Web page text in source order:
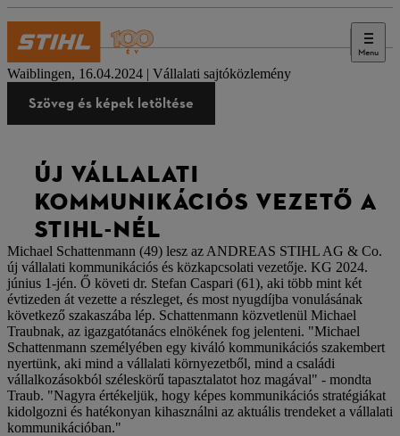
Menu
Sajtó
Waiblingen, 16.04.2024 | Vállalati sajtóközlemény
Szöveg és képek letöltése
ÚJ VÁLLALATI
KOMMUNIKÁCIÓS VEZETŐ A
STIHL-NÉL
Michael Schattenmann (49) lesz az ANDREAS STIHL AG & Co.
új vállalati kommunikációs és közkapcsolati vezetője. KG 2024.
június 1-jén. Ő követi dr. Stefan Caspari (61), aki több mint két
évtizeden át vezette a részleget, és most nyugdíjba vonulásának
következő szakaszába lép. Schattenmann közvetlenül Michael
Traubnak, az igazgatótanács elnökének fog jelenteni. "Michael
Schattenmann személyében egy kiváló kommunikációs szakembert
nyertünk, aki mind a vállalati környezetből, mind a családi
vállalkozásokból széleskörű tapasztalatot hoz magával" - mondta
Traub. "Nagyra értékeljük, hogy képes kommunikációs stratégiákat
kidolgozni és hatékonyan kihasználni az aktuális trendeket a vállalati
kommunikációban."